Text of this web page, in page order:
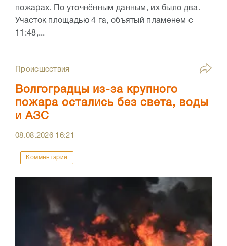
пожарах. По уточнённым данным, их было два.
Участок площадью 4 га, объятый пламенем с
11:48,...
Происшествия
Волгоградцы из-за крупного
пожара остались без света, воды
и АЗС
08.08.2026 16:21
Комментарии